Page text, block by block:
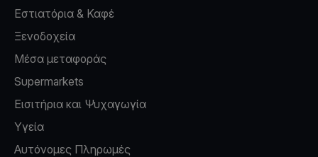
Εστιατόρια & Καφέ
Ξενοδοχεία
Μέσα μεταφοράς
Supermarkets
Εισιτήρια και Ψυχαγωγία
Υγεία
Αυτόνομες Πληρωμές